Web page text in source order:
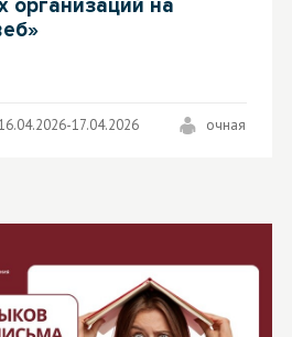
организаций на
17.04.2026 очная